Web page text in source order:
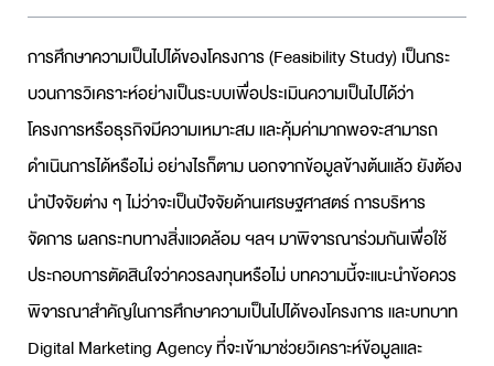
การศึกษาความเป็นไปได้ของโครงการ (Feasibility Study) เป็นกระ
บวนการวิเคราะห์อย่างเป็นระบบเพื่อประเมินความเป็นไปได้ว่า
โครงการหรือธุรกิจมีความเหมาะสม และคุ้มค่ามากพอจะสามารถ
ดำเนินการได้หรือไม่ อย่างไรก็ตาม นอกจากข้อมูลข้างต้นแล้ว ยังต้อง
นำปัจจัยต่าง ๆ ไม่ว่าจะเป็นปัจจัยด้านเศรษฐศาสตร์ การบริหาร
จัดการ ผลกระทบทางสิ่งแวดล้อม ฯลฯ มาพิจารณาร่วมกันเพื่อใช้
ประกอบการตัดสินใจว่าควรลงทุนหรือไม่ บทความนี้จะแนะนำข้อควร
พิจารณาสำคัญในการศึกษาความเป็นไปได้ของโครงการ และบทบาท
Digital Marketing Agency ที่จะเข้ามาช่วยวิเคราะห์ข้อมูลและ